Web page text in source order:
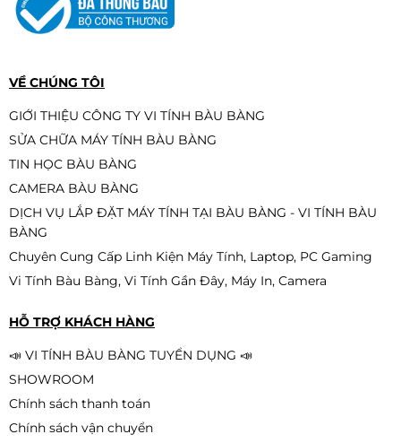
VỀ CHÚNG TÔI
GIỚI THIỆU CÔNG TY VI TÍNH BÀU BÀNG
SỬA CHỮA MÁY TÍNH BÀU BÀNG
TIN HỌC BÀU BÀNG
CAMERA BÀU BÀNG
DỊCH VỤ LẮP ĐẶT MÁY TÍNH TẠI BÀU BÀNG - VI TÍNH BÀU
BÀNG
Chuyên Cung Cấp Linh Kiện Máy Tính, Laptop, PC Gaming
Vi Tính Bàu Bàng, Vi Tính Gần Đây, Máy In, Camera
HỖ TRỢ KHÁCH HÀNG
📣 VI TÍNH BÀU BÀNG TUYỂN DỤNG 📣
SHOWROOM
Chính sách thanh toán
Chính sách vận chuyển